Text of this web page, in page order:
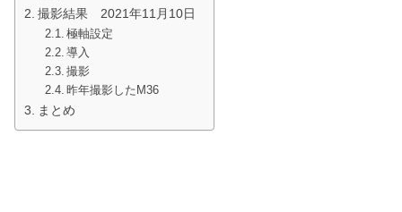
撮影結果 2021年11月10日
極軸設定
導入
撮影
昨年撮影したM36
まとめ